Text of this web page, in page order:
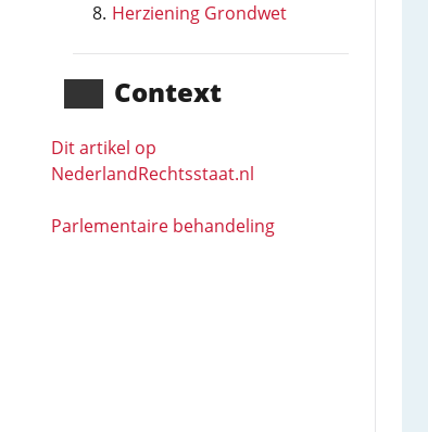
Herziening Grondwet
Context
Dit artikel op
NederlandRechts­staat.nl
Parlementaire behandeling